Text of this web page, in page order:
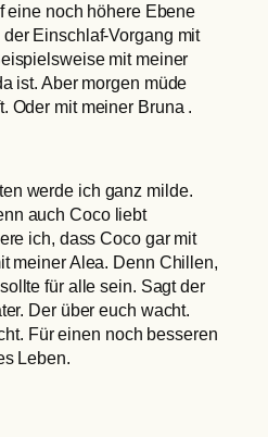
eine noch höhere Ebene
Einschlaf-Vorgang mit
mit meiner
ist. Aber morgen müde
Oder mit meiner Bruna .
werde ich ganz milde.
auch Coco liebt
ich, dass Coco gar mit
meiner Alea. Denn Chillen,
für alle sein. Sagt der
Der über euch wacht.
Für einen noch besseren
Leben.